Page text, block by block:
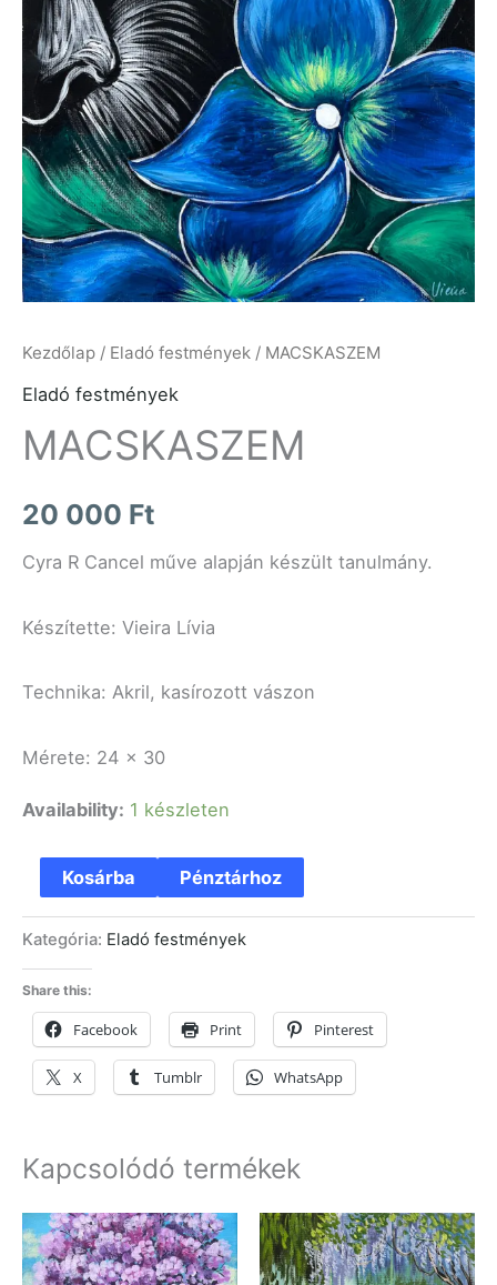
Kezdőlap / Eladó festmények / MACSKASZEM
Eladó festmények
MACSKASZEM
20 000 Ft
Cyra R Cancel műve alapján készült tanulmány.
Készítette: Vieira Lívia
Technika: Akril, kasírozott vászon
Mérete: 24 x 30
Availability: 1 készleten
Kosárba Pénztárhoz
Kategória: Eladó festmények
Share this:
Facebook Print Pinterest
X Tumblr WhatsApp
Kapcsolódó termékek